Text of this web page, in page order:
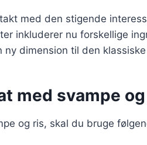
med den stigende
inkluderer nu forskellige
dimension til den
med svampe
og ris, skal du bruge